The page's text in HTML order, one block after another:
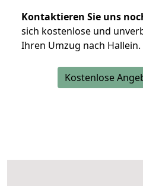
Kontaktieren Sie uns
sich kostenlose und
Ihren Umzug nach Hallein.
Kostenlose